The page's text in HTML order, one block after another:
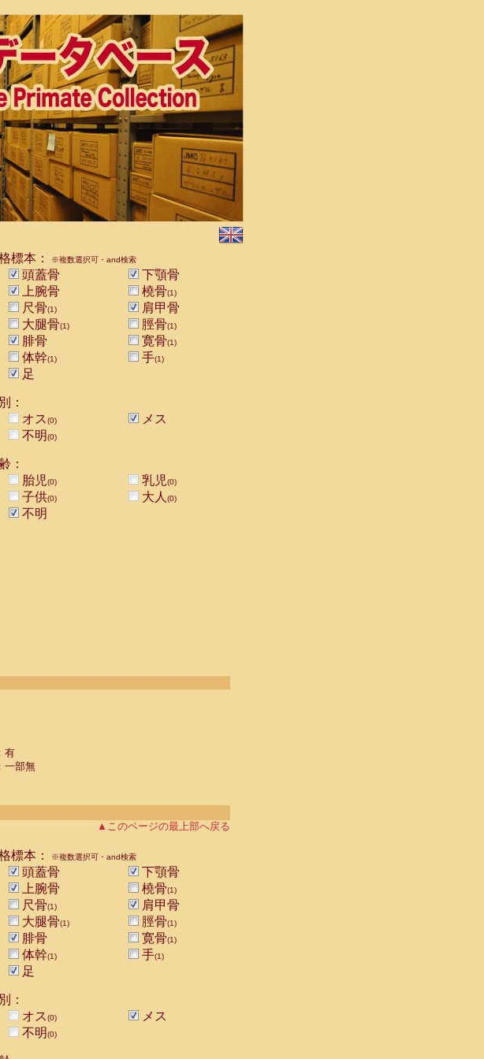
標本： ※複数選択可・and検索
頭蓋骨
下顎骨
上腕骨
橈骨(1)
尺骨(1)
肩甲骨
大腿骨(1) 脛骨(1)
腓骨 寛骨(1)
体幹(1) 手(1)
足
：
オス(0)
メス
不明(0)
：
胎児(0) 乳児(0)
子供(0) 大人 (0)
不明
有
一部無
▲このページの最上部へ戻る
標本： ※複数選択可・and検索
頭蓋骨
下顎骨
上腕骨
橈骨(1)
尺骨(1)
肩甲骨
大腿骨(1) 脛骨(1)
腓骨 寛骨(1)
体幹(1) 手(1)
足
：
オス(0)
メス
不明(0)